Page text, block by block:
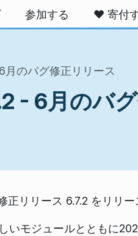
参加する ❤️ 寄付
月のバグ修正リリース
- 6月のバ
リリース 6.7.2 をリリー
いモジュールとともに